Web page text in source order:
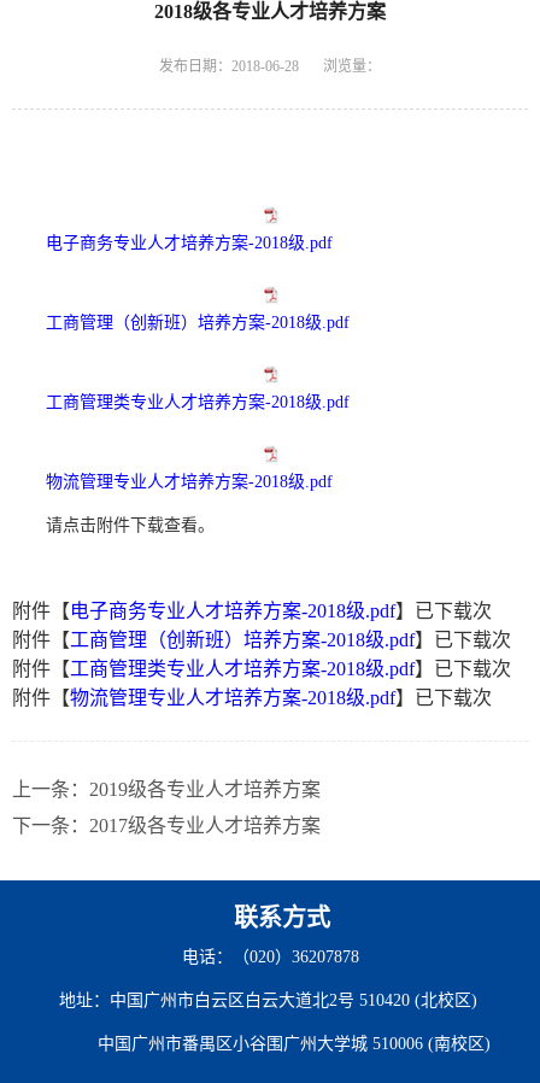
2018级各专业人才培养方案
发布日期：2018-06-28 浏览量：
电子商务专业人才培养方案-2018级.pdf
工商管理（创新班）培养方案-2018级.pdf
工商管理类专业人才培养方案-2018级.pdf
物流管理专业人才培养方案-2018级.pdf
请点击附件下载查看。
附件【电子商务专业人才培养方案-2018级.pdf】已下载次
附件【工商管理（创新班）培养方案-2018级.pdf】已下载次
附件【工商管理类专业人才培养方案-2018级.pdf】已下载次
附件【物流管理专业人才培养方案-2018级.pdf】已下载次
上一条： 2019级各专业人才培养方案
下一条： 2017级各专业人才培养方案
联系方式
电话：（020）36207878
地址：中国广州市白云区白云大道北2号 510420 (北校区)
中国广州市番禺区小谷围广州大学城 510006 (南校区)